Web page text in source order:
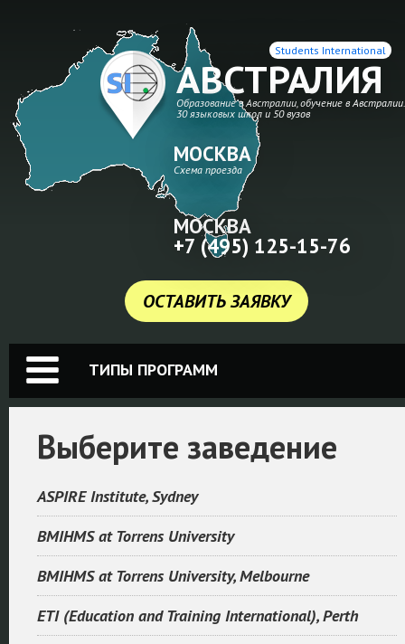
АВСТРАЛИЯ
Образование в Австралии, обучение в Австралии.
30 языковых школ и 50 вузов
Students International
ОСТАВИТЬ ЗАЯВКУ
МОСКВА
Схема проезда
МОСКВА
+7 (495) 125-15-76
ТИПЫ ПРОГРАММ
Выберите заведение
ASPIRE Institute, Sydney
BMIHMS at Torrens University
BMIHMS at Torrens University, Melbourne
ETI (Education and Training International), Perth